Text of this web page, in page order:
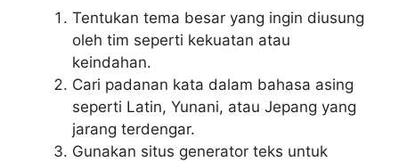
Tentukan tema besar yang ingin diusung
oleh tim seperti kekuatan atau
keindahan.
Cari padanan kata dalam bahasa asing
seperti Latin, Yunani, atau Jepang yang
jarang terdengar.
Gunakan situs generator teks untuk